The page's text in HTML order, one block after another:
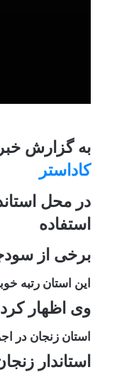
به گزارش
کاداستر
در محل
استفاده
برخی از
این استان رتبه
وی اظهار
استان زنجان
استاندار